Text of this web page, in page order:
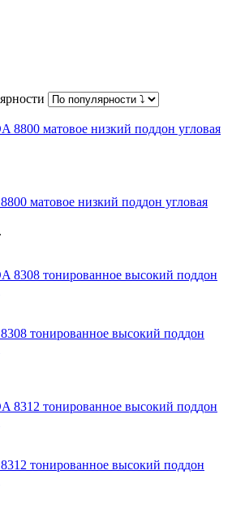
матовое низкий поддон угловая
тонированное высокий поддон
тонированное высокий поддон